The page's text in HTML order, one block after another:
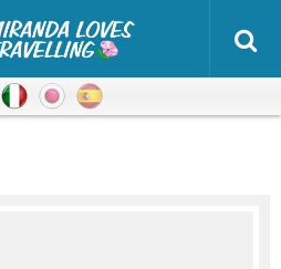
IngleseItalianoGiapponese